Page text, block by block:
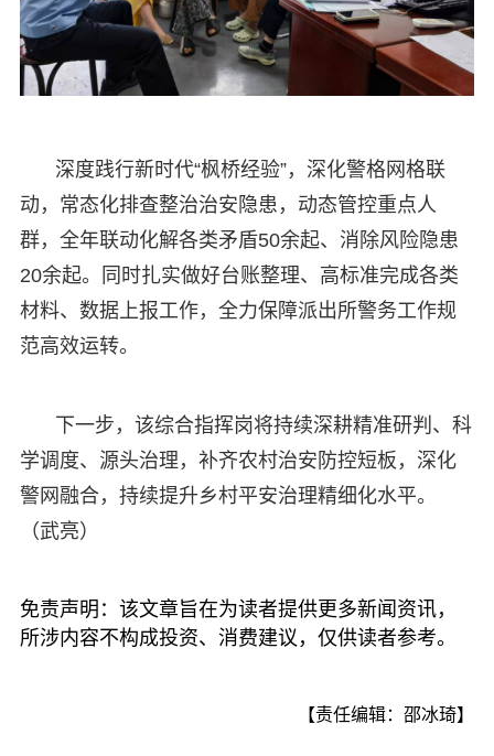
深度践行新时代“枫桥经验”，深化警格网格联
动，常态化排查整治治安隐患，动态管控重点人
群，全年联动化解各类矛盾50余起、消除风险隐患
20余起。同时扎实做好台账整理、高标准完成各类
材料、数据上报工作，全力保障派出所警务工作规
范高效运转。
下一步，该综合指挥岗将持续深耕精准研判、科
学调度、源头治理，补齐农村治安防控短板，深化
警网融合，持续提升乡村平安治理精细化水平。
（武亮）
免责声明：该文章旨在为读者提供更多新闻资讯，
所涉内容不构成投资、消费建议，仅供读者参考。
【责任编辑：邵冰琦】